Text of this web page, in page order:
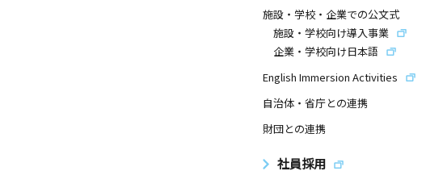
施設・学校・企業での公文式
施設・学校向け導入事業
企業・学校向け日本語
English Immersion Activities
自治体・省庁との連携
財団との連携
社員採用